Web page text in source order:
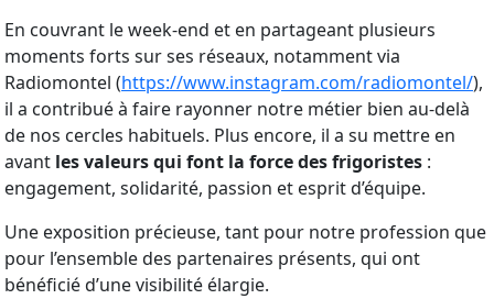
En couvrant le week-end et en partageant plusieurs
moments forts sur ses réseaux, notamment via
Radiomontel (https://www.instagram.com/radiomontel/),
il a contribué à faire rayonner notre métier bien au-delà
de nos cercles habituels. Plus encore, il a su mettre en
avant les valeurs qui font la force des frigoristes :
engagement, solidarité, passion et esprit d’équipe.
Une exposition précieuse, tant pour notre profession que
pour l’ensemble des partenaires présents, qui ont
bénéficié d’une visibilité élargie.